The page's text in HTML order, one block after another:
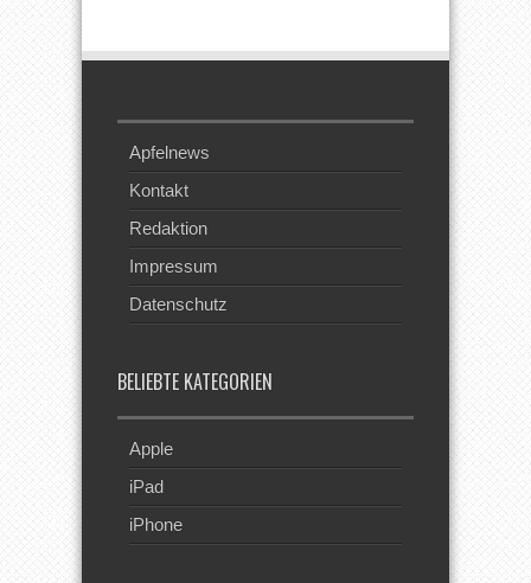
Apfelnews
Kontakt
Redaktion
Impressum
Datenschutz
BELIEBTE KATEGORIEN
Apple
iPad
iPhone